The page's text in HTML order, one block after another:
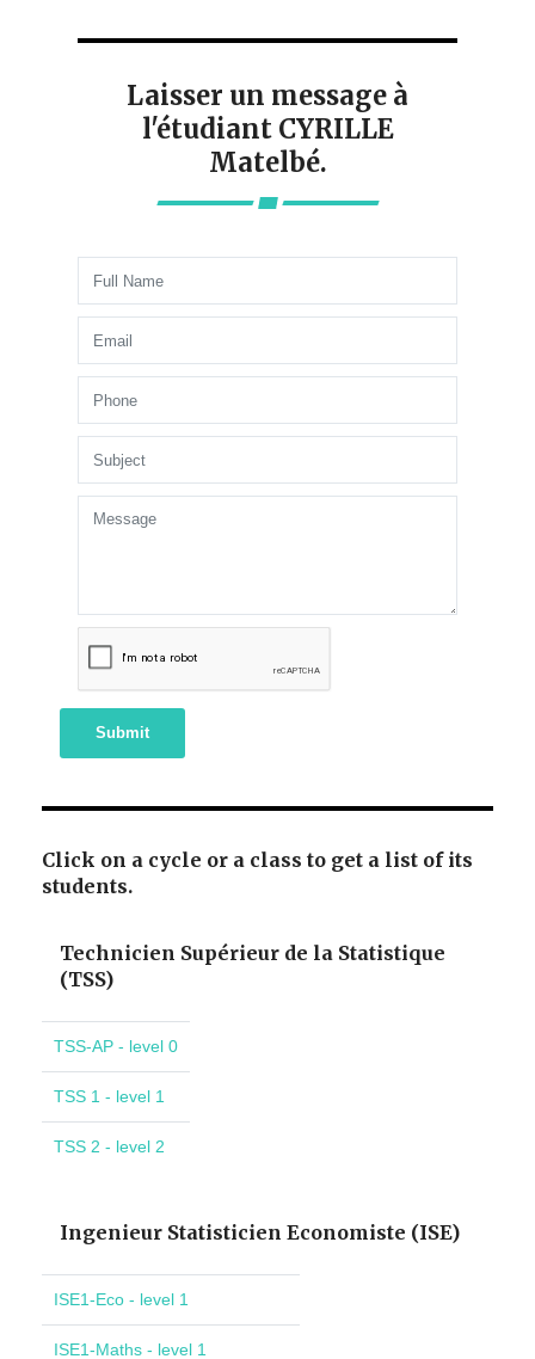
Laisser un message à
l'étudiant CYRILLE
Matelbé.
Submit
Click on a cycle or a class to get a list of its
students.
Technicien Supérieur de la Statistique
(TSS)
TSS-AP - level 0
TSS 1 - level 1
TSS 2 - level 2
Ingenieur Statisticien Economiste (ISE)
ISE1-Eco - level 1
ISE1-Maths - level 1